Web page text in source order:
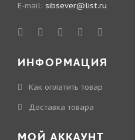
E-mail: sibsever@list.ru
ИНФОРМАЦИЯ
Как оплатить товар
Доставка товара